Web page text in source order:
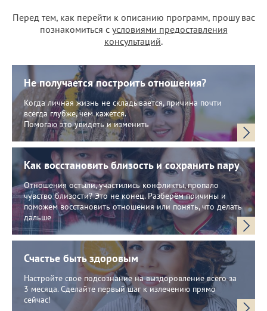
Перед тем, как перейти к описанию программ, прошу вас
познакомиться с условиями предоставления
консультаций.
Не получается построить отношения?
Когда личная жизнь не складывается, причина почти
всегда глубже, чем кажется.
Помогаю это увидеть и изменить
Как восстановить близость и сохранить пару
Отношения остыли, участились конфликты, пропало
чувство близости? Это не конец. Разберём причины и
поможем восстановить отношения или понять, что делать
дальше
Счастье быть здоровым
Настройте свое подсознание на выздоровление всего за
3 месяца. Сделайте первый шаг к излечению прямо
сейчас!